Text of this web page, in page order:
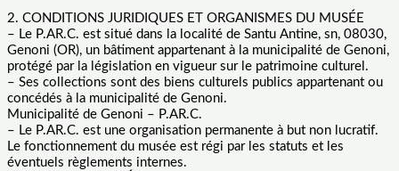
2. CONDITIONS JURIDIQUES ET ORGANISMES DU MUSÉE
– Le P.AR.C. est situé dans la localité de Santu Antine, sn, 08030,
Genoni (OR), un bâtiment appartenant à la municipalité de Genoni,
protégé par la législation en vigueur sur le patrimoine culturel.
– Ses collections sont des biens culturels publics appartenant ou
concédés à la municipalité de Genoni.
Municipalité de Genoni – P.AR.C.
– Le P.AR.C. est une organisation permanente à but non lucratif.
Le fonctionnement du musée est régi par les statuts et les
éventuels règlements internes.